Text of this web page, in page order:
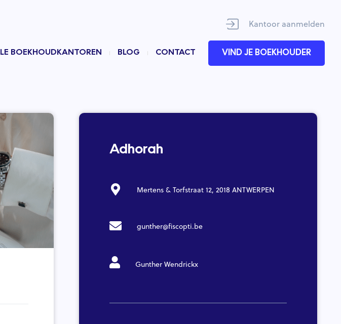
Kantoor aanmelden
BOEKHOUDKANTOREN BLOG CONTACT VIND JE BOEKHOUDER
Adhorah
Mertens & Torfstraat 12, 2018 ANTWERPEN
gunther@fiscopti.be
Gunther Wendrickx